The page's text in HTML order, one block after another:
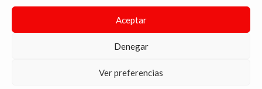
Aceptar
Denegar
Ver preferencias
CONTACTO
SIGUE NAVEGANDO